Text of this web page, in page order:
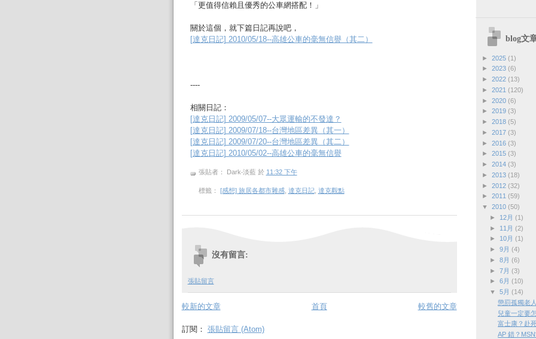
「更值得信賴且優秀的公車網搭配！」
關於這個，就下篇日記再說吧，
[達克日記] 2010/05/18--高雄公車的毫無信譽（其二）
----
相關日記：
[達克日記] 2009/05/07--大眾運輸的不發達？
[達克日記] 2009/07/18--台灣地區差異（其一）
[達克日記] 2009/07/20--台灣地區差異（其二）
[達克日記] 2010/05/02--高雄公車的毫無信譽
張貼者： Dark‧淡藍 於 11:32 下午
標籤： [感想] 旅居各都市雜感, 達克日記, 達克觀點
沒有留言:
張貼留言
較新的文章 較舊的文章
首頁
訂閱： 張貼留言 (Atom)
blog文
► 2025 (1)
► 2023 (6)
► 2022 (13)
► 2021 (120)
► 2020 (6)
► 2019 (3)
► 2018 (5)
► 2017 (3)
► 2016 (3)
► 2015 (3)
► 2014 (3)
► 2013 (18)
► 2012 (32)
► 2011 (59)
▼ 2010 (50)
►
12月 (1)
►
11月 (2)
►
10月 (1)
► 9月 (4)
► 8月 (6)
► 7月 (3)
► 6月 (10)
▼ 5月 (14)
懲罰孤獨老
兒童一定要
富士康？赴
AP 錯？MSN